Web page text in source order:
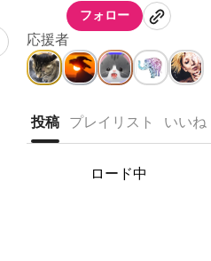
時があります。ごめんね🙏
ゆうこさんがサウンドリストを作っ
いました💕
https://nanax.iinaa.net/
懐メロ·洋楽·ジャズ…私らしく楽しみ
です😊🎵
フォロー
応援者
投稿 プレイリスト いいね
ロード中